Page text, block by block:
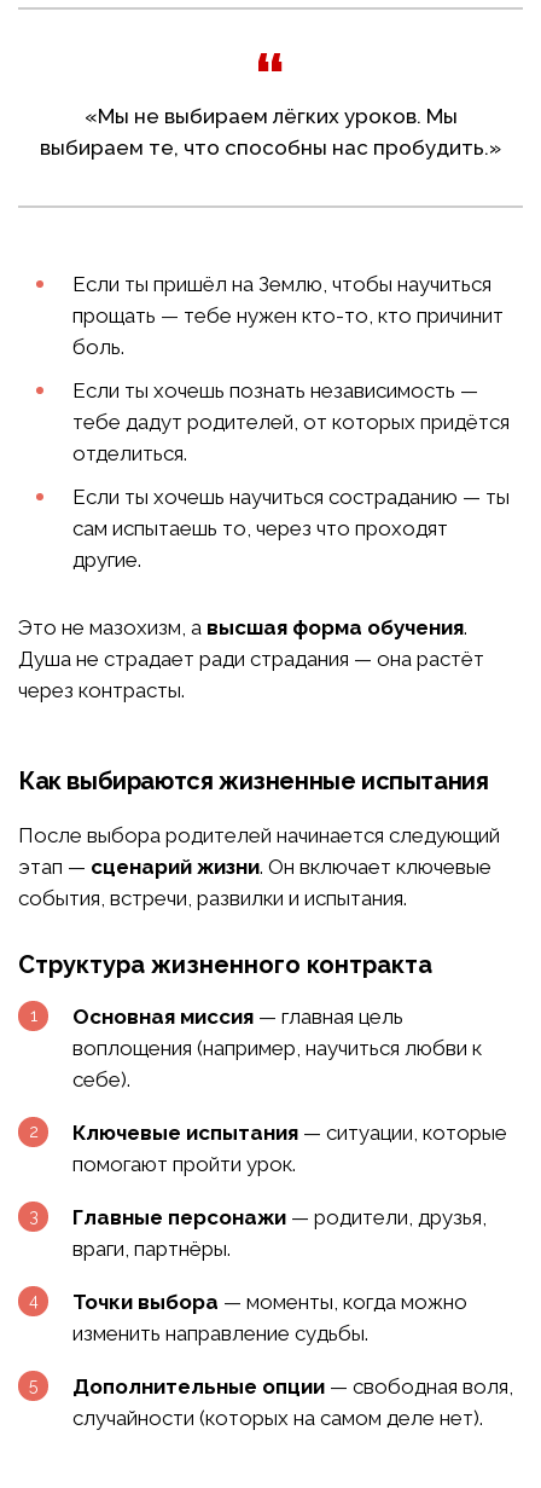
«Мы не выбираем лёгких уроков. Мы
выбираем те, что способны нас пробудить.»
Если ты пришёл на Землю, чтобы научиться
прощать — тебе нужен кто-то, кто причинит
боль.
Если ты хочешь познать независимость —
тебе дадут родителей, от которых придётся
отделиться.
Если ты хочешь научиться состраданию — ты
сам испытаешь то, через что проходят
другие.
Это не мазохизм, а высшая форма обучения.
Душа не страдает ради страдания — она растёт
через контрасты.
Как выбираются жизненные испытания
После выбора родителей начинается следующий
этап — сценарий жизни. Он включает ключевые
события, встречи, развилки и испытания.
Структура жизненного контракта
Основная миссия — главная цель
воплощения (например, научиться любви к
себе).
Ключевые испытания — ситуации, которые
помогают пройти урок.
Главные персонажи — родители, друзья,
враги, партнёры.
Точки выбора — моменты, когда можно
изменить направление судьбы.
Дополнительные опции — свободная воля,
случайности (которых на самом деле нет).